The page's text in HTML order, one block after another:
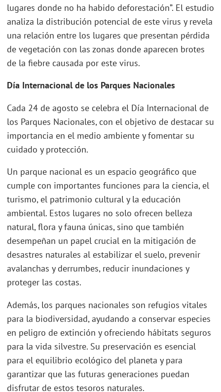
lugares donde no ha habido deforestación”. El estudio
analiza la distribución potencial de este virus y revela
una relación entre los lugares que presentan pérdida
de vegetación con las zonas donde aparecen brotes
de la fiebre causada por este virus.
Día Internacional de los Parques Nacionales
Cada 24 de agosto se celebra el Día Internacional de
los Parques Nacionales, con el objetivo de destacar su
importancia en el medio ambiente y fomentar su
cuidado y protección.
Un parque nacional es un espacio geográfico que
cumple con importantes funciones para la ciencia, el
turismo, el patrimonio cultural y la educación
ambiental. Estos lugares no solo ofrecen belleza
natural, flora y fauna únicas, sino que también
desempeñan un papel crucial en la mitigación de
desastres naturales al estabilizar el suelo, prevenir
avalanchas y derrumbes, reducir inundaciones y
proteger las costas.
Además, los parques nacionales son refugios vitales
para la biodiversidad, ayudando a conservar especies
en peligro de extinción y ofreciendo hábitats seguros
para la vida silvestre. Su preservación es esencial
para el equilibrio ecológico del planeta y para
garantizar que las futuras generaciones puedan
disfrutar de estos tesoros naturales.